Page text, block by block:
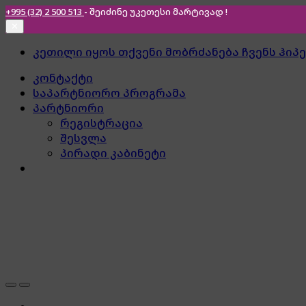
+995 (32) 2 500 513 - შეიძინე უკეთესი მარტივად !
Skip
navigation
Skip
content
კეთილი იყოს თქვენი მობრძანება ჩვენს
კონტაქტი
საპარტნიორო პროგრამა
პარტნიორი
რეგისტრაცია
შესვლა
პირადი კაბინეტი